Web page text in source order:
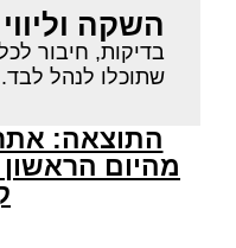
השקה וליווי
בדיקות, חיבור
שתוכלו לנהל לבד.
התוצאה:
מהיום